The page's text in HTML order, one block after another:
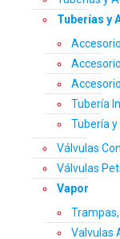
Tuberías y
Tubería
Tubería
Válvulas
Válvulas
Vapor
Valvulas